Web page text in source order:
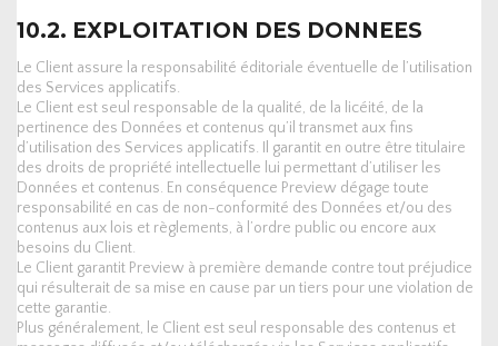
10.2. EXPLOITATION DES DONNEES
Le Client assure la responsabilité éditoriale éventuelle de l’utilisation
des Services applicatifs.
Le Client est seul responsable de la qualité, de la licéité, de la
pertinence des Données et contenus qu’il transmet aux fins
d’utilisation des Services applicatifs. Il garantit en outre être titulaire
des droits de propriété intellectuelle lui permettant d’utiliser les
Données et contenus. En conséquence Preview dégage toute
responsabilité en cas de non-conformité des Données et/ou des
contenus aux lois et règlements, à l’ordre public ou encore aux
besoins du Client.
Le Client garantit Preview à première demande contre tout préjudice
qui résulterait de sa mise en cause par un tiers pour une violation de
cette garantie.
Plus généralement, le Client est seul responsable des contenus et